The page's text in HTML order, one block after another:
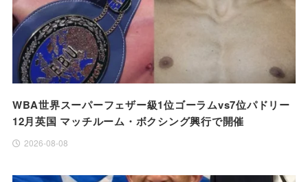
WBA世界スーパーフェザー級1位ゴーラムvs7位パドリー
12月英国 マッチルーム・ボクシング興行で開催
2026-08-08